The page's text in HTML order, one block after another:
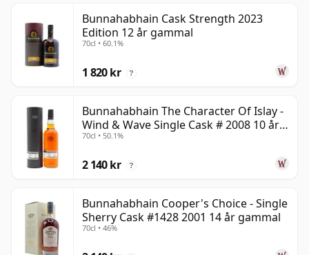
Bunnahabhain Cask Strength 2023
Edition 12 år gammal
70cl • 60.1%
1 820 kr ?
Bunnahabhain The Character Of Islay -
Wind & Wave Single Cask # 2008 10 år
gammal
70cl • 50.1%
2 140 kr ?
Bunnahabhain Cooper's Choice - Single
Sherry Cask #1428 2001 14 år gammal
70cl • 46%